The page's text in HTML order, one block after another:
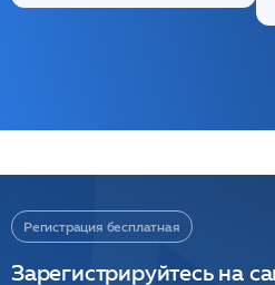
Регистрация бесплатная
Зарегистрируйтесь на